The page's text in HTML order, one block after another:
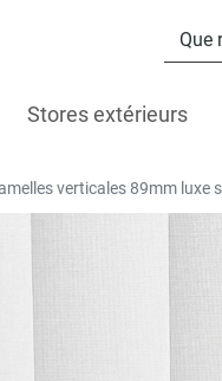
Stores extérieurs
verticales 89mm